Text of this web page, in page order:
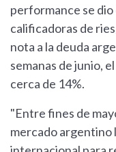
performance se dio
calificadoras de
nota a la deuda
semanas de junio,
cerca de 14%.
"Entre fines de
mercado argentino